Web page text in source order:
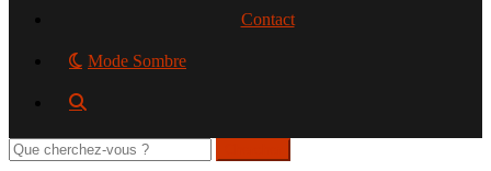
Contact
Mode Sombre
Rechercher
sur